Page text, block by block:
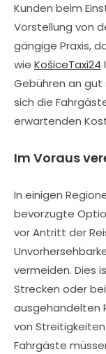
Kunden beim
Vorstellung von
gängige Praxis,
wie KošiceTaxi24
Gebühren an
sich die
erwartenden
Im Voraus
In einigen
bevorzugte
vor Antritt der
vermeiden. Dies
Strecken oder
ausgehandelten
von Streitigkeiten
Fahrgäste